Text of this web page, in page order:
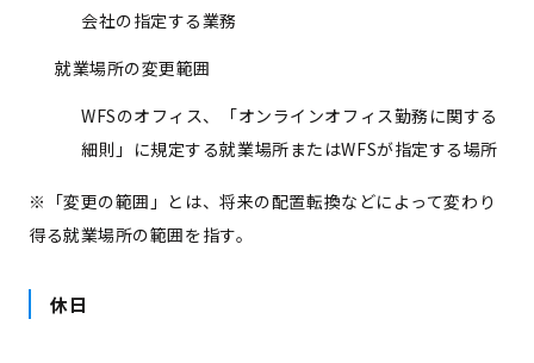
会社の指定する業務
就業場所の変更範囲
WFSのオフィス、「オンラインオフィス勤務に関する
細則」に規定する就業場所またはWFSが指定する場所
※「変更の範囲」とは、将来の配置転換などによって変わり
得る就業場所の範囲を指す。
休日